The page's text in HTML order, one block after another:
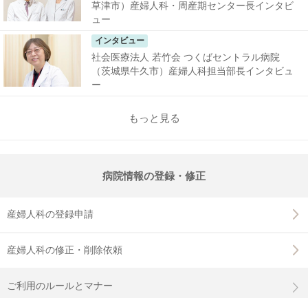
草津市）産婦人科・周産期センター長インタビ
ュー
インタビュー
社会医療法人 若竹会 つくばセントラル病院
（茨城県牛久市）産婦人科担当部長インタビュ
ー
もっと見る
病院情報の登録・修正
産婦人科の登録申請
産婦人科の修正・削除依頼
ご利用のルールとマナー